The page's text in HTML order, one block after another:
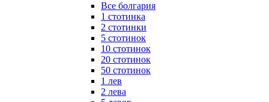
Все болгария
1 стотинка
2 стотинки
5 стотинок
10 стотинок
20 стотинок
50 стотинок
1 лев
2 лева